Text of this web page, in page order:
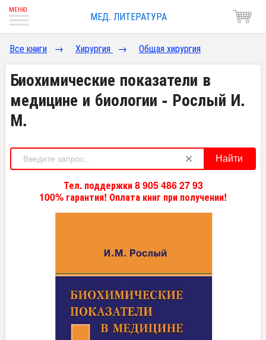
МЕД. ЛИТЕРАТУРА
Все книги → Хирургия → Общая хирургия
Биохимические показатели в
медицине и биологии - Рослый И.
М.
Найти
Тел. поддержки 8 905 486 27 93
100% гарантия! Оплата книг при получении!